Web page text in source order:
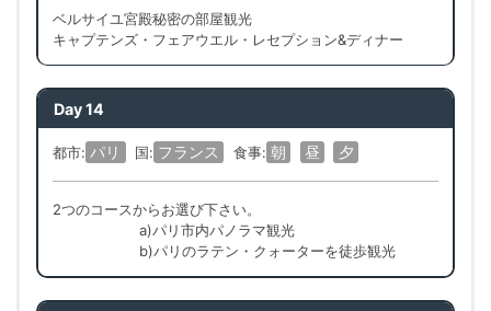
ベルサイユ宮殿秘密の部屋観光
キャプテンズ・フェアウエル・レセプション&ディナー
Day 14
都市: パリ 国: フランス 食事: 朝 昼 夕
2つのコースからお選び下さい。
a)パリ市内パノラマ観光
b)パリのラテン・クォーターを徒歩観光